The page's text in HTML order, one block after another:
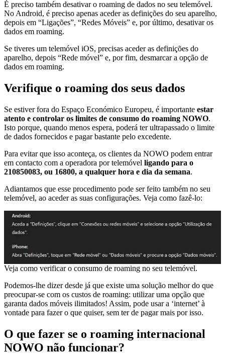
É preciso também desativar o roaming de dados no seu telemóvel.
No Android, é preciso apenas aceder as definições do seu aparelho,
depois em “Ligações”, “Redes Móveis” e, por último, desativar os
dados em roaming.
Se tiveres um telemóvel iOS, precisas aceder as definições do
aparelho, depois “Rede móvel” e, por fim, desmarcar a opção de
dados em roaming.
Verifique o roaming dos seus dados
Se estiver fora do Espaço Económico Europeu, é importante estar
atento e controlar os limites de consumo do roaming NOWO.
Isto porque, quando menos espera, poderá ter ultrapassado o limite
de dados fornecidos e pagar bastante pelo excedente.
Para evitar que isso aconteça, os clientes da NOWO podem entrar
em contacto com a operadora por telemóvel ligando para o
210850083, ou 16800, a qualquer hora e dia da semana.
Adiantamos que esse procedimento pode ser feito também no seu
telemóvel, ao aceder as suas configurações. Veja como fazê-lo:
Veja como verificar o consumo de roaming no seu telemóvel.
Podemos-lhe dizer desde já que existe uma solução melhor do que
preocupar-se com os custos de roaming: utilizar uma opção que
garanta dados móveis ilimitados! Assim, pode usar a ‘internet’ à
vontade para fazer o que quiser, sem ter de pagar mais por isso.
O que fazer se o roaming internacional
NOWO não funcionar?